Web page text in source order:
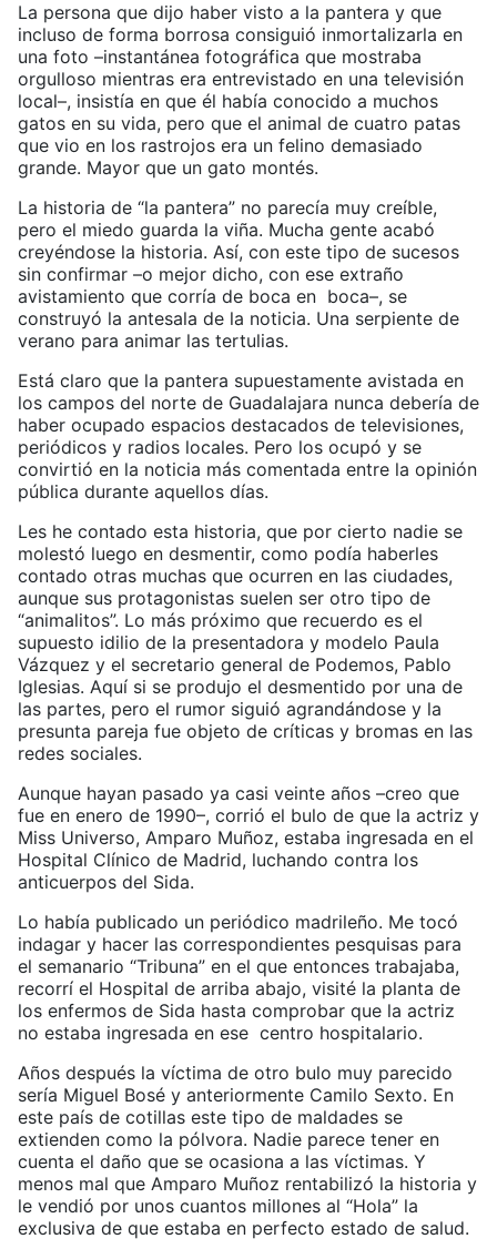
La persona que dijo haber visto a la pantera y que
incluso de forma borrosa consiguió inmortalizarla en
una foto –instantánea fotográfica que mostraba
orgulloso mientras era entrevistado en una televisión
local–, insistía en que él había conocido a muchos
gatos en su vida, pero que el animal de cuatro patas
que vio en los rastrojos era un felino demasiado
grande. Mayor que un gato montés.
La historia de “la pantera” no parecía muy creíble,
pero el miedo guarda la viña. Mucha gente acabó
creyéndose la historia. Así, con este tipo de sucesos
sin confirmar –o mejor dicho, con ese extraño
avistamiento que corría de boca en boca–, se
construyó la antesala de la noticia. Una serpiente de
verano para animar las tertulias.
Está claro que la pantera supuestamente avistada en
los campos del norte de Guadalajara nunca debería de
haber ocupado espacios destacados de televisiones,
periódicos y radios locales. Pero los ocupó y se
convirtió en la noticia más comentada entre la opinión
pública durante aquellos días.
Les he contado esta historia, que por cierto nadie se
molestó luego en desmentir, como podía haberles
contado otras muchas que ocurren en las ciudades,
aunque sus protagonistas suelen ser otro tipo de
“animalitos”. Lo más próximo que recuerdo es el
supuesto idilio de la presentadora y modelo Paula
Vázquez y el secretario general de Podemos, Pablo
Iglesias. Aquí si se produjo el desmentido por una de
las partes, pero el rumor siguió agrandándose y la
presunta pareja fue objeto de críticas y bromas en las
redes sociales.
Aunque hayan pasado ya casi veinte años –creo que
fue en enero de 1990–, corrió el bulo de que la actriz y
Miss Universo, Amparo Muñoz, estaba ingresada en el
Hospital Clínico de Madrid, luchando contra los
anticuerpos del Sida.
Lo había publicado un periódico madrileño. Me tocó
indagar y hacer las correspondientes pesquisas para
el semanario “Tribuna” en el que entonces trabajaba,
recorrí el Hospital de arriba abajo, visité la planta de
los enfermos de Sida hasta comprobar que la actriz
no estaba ingresada en ese centro hospitalario.
Años después la víctima de otro bulo muy parecido
sería Miguel Bosé y anteriormente Camilo Sexto. En
este país de cotillas este tipo de maldades se
extienden como la pólvora. Nadie parece tener en
cuenta el daño que se ocasiona a las víctimas. Y
menos mal que Amparo Muñoz rentabilizó la historia y
le vendió por unos cuantos millones al “Hola” la
exclusiva de que estaba en perfecto estado de salud.